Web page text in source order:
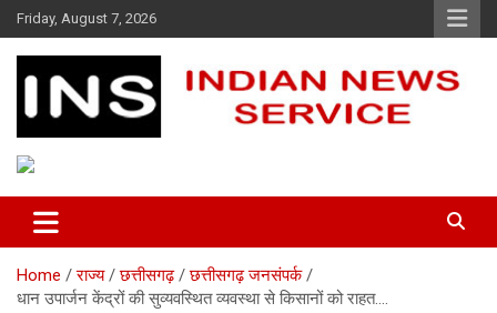
Skip
to
content
Friday, August 7, 2026
Indian News Service
Home राज्य छत्तीसगढ़
छत्तीसगढ़ जनसंपर्क
धान उपार्जन केंद्रों की सुव्यवस्थित व्यवस्था से किसानों को राहत….